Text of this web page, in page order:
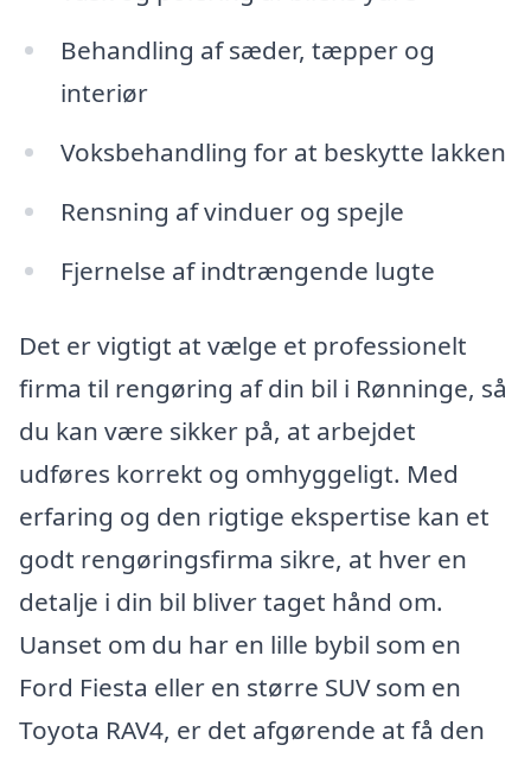
Behandling af sæder, tæpper og
interiør
Voksbehandling for at beskytte lakken
Rensning af vinduer og spejle
Fjernelse af indtrængende lugte
Det er vigtigt at vælge et professionelt
firma til rengøring af din bil i Rønninge, så
du kan være sikker på, at arbejdet
udføres korrekt og omhyggeligt. Med
erfaring og den rigtige ekspertise kan et
godt rengøringsfirma sikre, at hver en
detalje i din bil bliver taget hånd om.
Uanset om du har en lille bybil som en
Ford Fiesta eller en større SUV som en
Toyota RAV4, er det afgørende at få den